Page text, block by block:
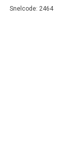
Snelcode: 2464